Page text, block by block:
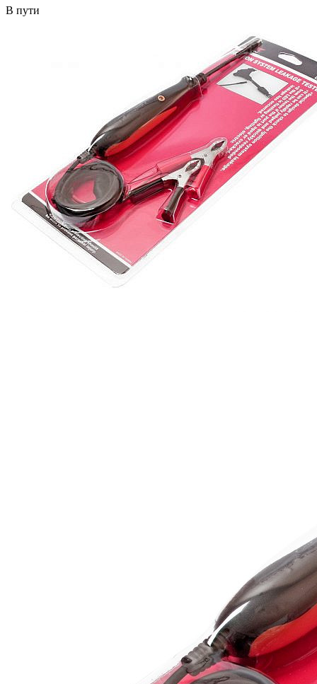
В пути